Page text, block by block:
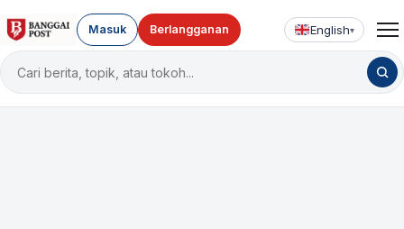
Cari
berita
Masuk Berlangganan English▾